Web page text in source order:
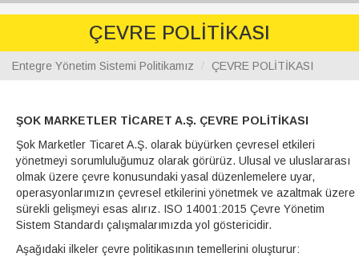
ÇEVRE POLİTİKASI
Entegre Yönetim Sistemi Politikamız ÇEVRE POLİTİKASI
ŞOK MARKETLER TİCARET A.Ş. ÇEVRE POLİTİKASI
Şok Marketler Ticaret A.Ş. olarak büyürken çevresel etkileri
yönetmeyi sorumluluğumuz olarak görürüz. Ulusal ve uluslararası
olmak üzere çevre konusundaki yasal düzenlemelere uyar,
operasyonlarımızın çevresel etkilerini yönetmek ve azaltmak üzere
sürekli gelişmeyi esas alırız. ISO 14001:2015 Çevre Yönetim
Sistem Standardı çalışmalarımızda yol göstericidir.
Aşağıdaki ilkeler çevre politikasının temellerini oluşturur: